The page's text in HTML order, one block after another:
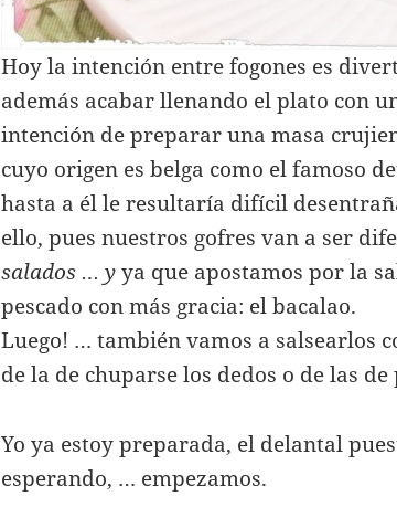
Hoy la intención entre fogones es
además acabar llenando el plato con
intención de preparar una masa
cuyo origen es belga como el famoso
hasta a él le resultaría difícil
ello, pues nuestros gofres van a ser
salados … yya que apostamos por la
pescado con más gracia: el bacalao.
Luego! … también vamos a salsearlos
de la de chuparse los dedos o de las
Yo ya estoy preparada, el delantal
esperando, … empezamos.